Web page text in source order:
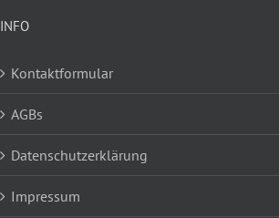
INFO
Kontaktformular
AGBs
Datenschutzerklärung
Impressum